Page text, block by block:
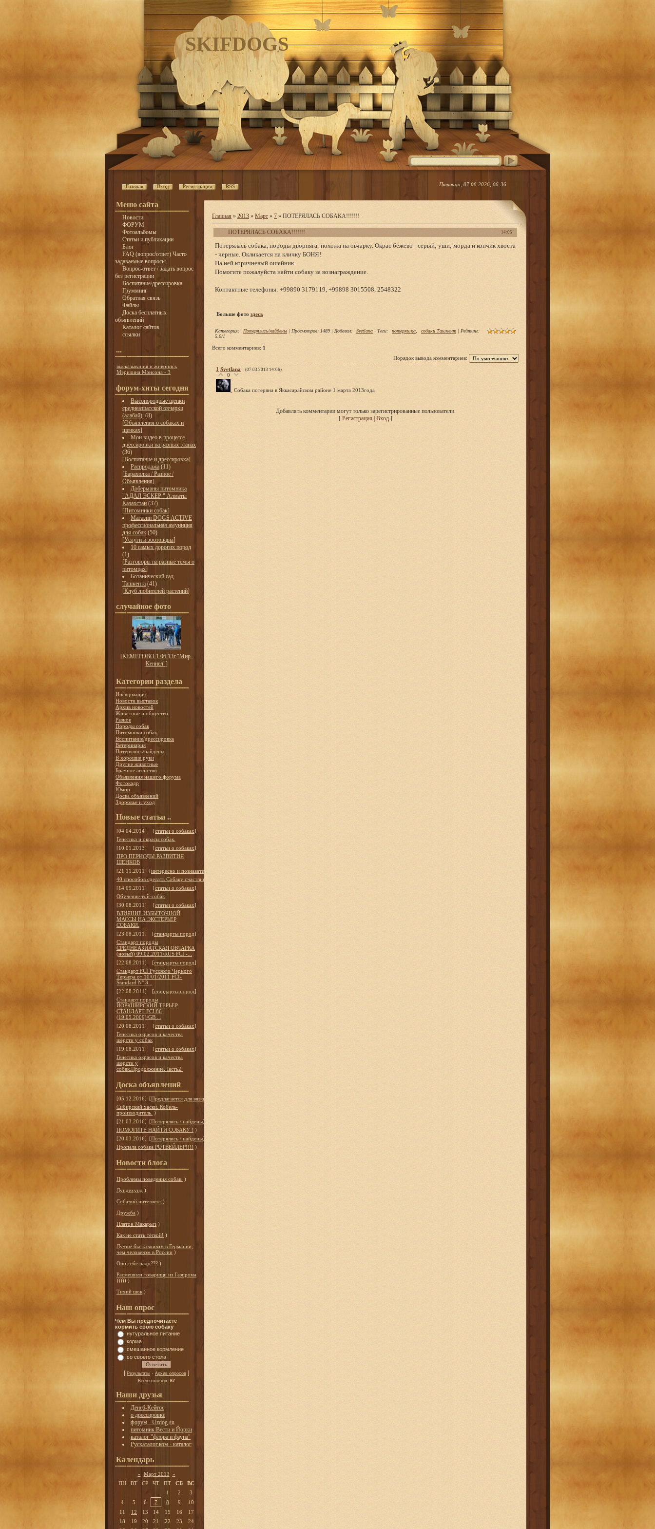
SKIFDOGS
Главная Вход Регистрация RSS Пятница, 07.08.2026, 06:36
Меню сайта
Новости
ФОРУМ
Фотоальбомы
Статьи и публикации
Блог
FAQ (вопрос/ответ) Часто
задаваемые вопросы
Вопрос-ответ / задать вопрос
без регистрации
Воспитание/дрессировка
Грумминг
Обратная связь
Файлы
Доска бесплатных
объявлений
Каталог сайтов
ссылки
...
высказывания и живопись
Мэрилина Мэнсона - 3
форум-хиты сегодня
Высопородные щенки
среднеазиатской овчарки
(алабай). (8)
[Объявления о собаках и
щенках]
Мои видео в процессе
дрессировки на разных этапах
(36)
[Воспитание и дрессировка]
Распродажа (11)
[Барахолка / Разное /
Объявления]
Доберманы питомника
"АДАЛ ЭСКЕР " Алматы
Казахстан (37)
[Питомники собак]
Магазин DOGS ACTIVE
профессиональная амуниция
для собак (50)
[Услуги и зоотовары]
10 самых дорогих пород
(1)
[Разговоры на разные темы о
питомцах]
Ботанический сад
Ташкента (41)
[Клуб любителей растений]
случайное фото
[КЕМЕРОВО 1.06.13г."Мир-
Кеннел"]
Категории раздела
Информация
Новости выставок
Архив новостей
Животные и общество
Разное
Породы собак
Питомники собак
Воспитание/дрессировка
Ветеринария
Потерялись/найдены
В хорошие руки
Другие животные
Брачное агенство
Обьявления нашего форума
Фотокадр
Юмор
Доска объявлений
Здоровье и уход
Новые статьи ..
[04.04.2014] [статьи о собаках]
Генетика и окрасы собак.
[10.01.2013]
[статьи о собаках]
ПРО ПЕРИОДЫ РАЗВИТИЯ
ЩЕНКОВ
[21.11.2011] [интересно и познавательно
40 способов сделать Собаку счастливой
[14.09.2011]
[статьи о собаках]
Обучение той-собак
[30.08.2011]
[статьи о собаках]
ВЛИЯНИЕ ИЗБЫТОЧНОЙ
МАССЫ НА ЭКСТЕРЬЕР
СОБАКИ.
[23.08.2011]
[стандарты пород]
Стандарт породы
СРЕДНЕАЗИАТСКАЯ ОВЧАРКА
(новый) 09.02.2011/RUS FCI -...
[22.08.2011]
[стандарты пород]
Стандарт FCI Русского Черного
Терьера от 10/01/2011 FCI-
Standard N° 3...
[22.08.2011]
[стандарты пород]
Стандарт породы
ЙОРКШИРСКИЙ ТЕРЬЕР
СТАНДАРТ FCI 86
(19.05.2009)/GB ...
[20.08.2011]
[статьи о собаках]
Генетика окрасов и качества
шерсти у собак
[19.08.2011]
[статьи о собаках]
Генетика окрасов и качества
шерсти у
собак.Продолжение.Часть2.
Доска объявлений
[05.12.2016] [Предлагается для вязки
Сибирский хаски. Кобель-
производитель. )
[21.03.2016] [Потерялись / найдены]
ПОМОГИТЕ НАЙТИ СОБАКУ ! )
[20.03.2016] [Потерялись / найдены]
Пропала собака РОТВЕЙЛЕР!!!! )
Новости блога
Проблемы поведения собак. )
Лундехунд )
Собачий интеллект )
Дружба )
Платон Макарыч )
Как не стать тёткой! )
Лучше быть ёжиком в Германии,
чем человеком в России )
Оно тебе надо??? )
Расмешили товарищи из Газпрома
))))) )
Тихий шок )
Наш опрос
Чем Вы предпочитаете
кормить свою собаку
нутуральное питание
корма
смешанное кормление
со своего стола
[ Результаты · Архив опросов ]
Всего ответов: 67
Наши друзья
Денеб-Кейтос
о дрессировке
форум - Uzdog.su
питомник Вести и Йорки
каталог "флора и фауна"
Рускаталог.ком - каталог
Календарь
« Март 2013 »
ПН
ВТ СР ЧТ ПТ СБ
ВС
1
2
3
4
5 6 7 8 9
10
11
12 13 14 15 16
17
18
19 20 21 22 23
24
Главная » 2013 » Март » 7 » ПОТЕРЯЛАСЬ СОБАКА!!!!!!!
14:05
ПОТЕРЯЛАСЬ СОБАКА!!!!!!!
Потерялась собака, породы дворняга, похожа на овчарку. Окрас бежево - серый; уши, морда и кончик хвоста
- черные. Окликается на кличку БОНЯ!
На ней коричневый ошейник.
Помогите пожалуйста найти собаку за вознаграждение.
Контактные телефоны: +99890 3179119, +99898 3015508, 2548322
Больше фото здесь
Категория: Потерялись/найдены | Просмотров: 1489 | Добавил: Svetlana | Теги: потеряшка собаки Ташкент | Рейтинг:
5.0/1
Всего комментариев: 1
Порядок вывода комментариев:
1 Svetlana (07.03.2013 14:06)
0
Собака потеряна в Яккасарайском районе 1 марта 2013года
Добавлять комментарии могут только зарегистрированные пользователи.
[ Регистрация Вход ]